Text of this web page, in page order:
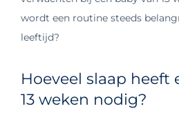
wordt een routine steeds
leeftijd?
Hoeveel slaap heeft
13 weken nodig?